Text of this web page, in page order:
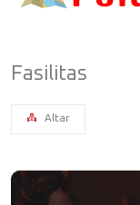
Fasilitas
Altar